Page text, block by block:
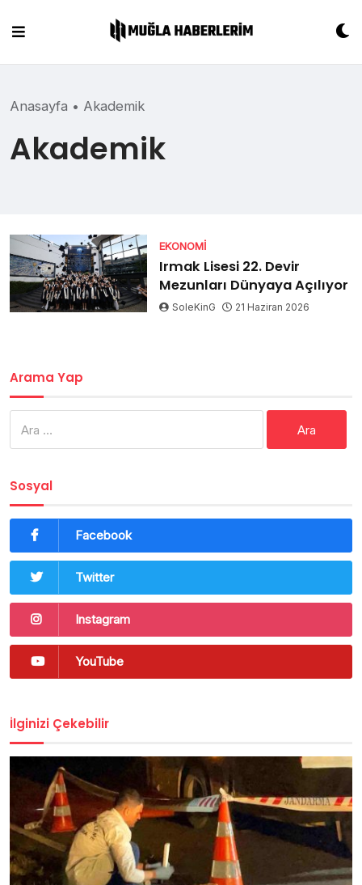
content
Anasayfa • Akademik
Akademik
EKONOMI
Irmak Lisesi 22. Devir
Mezunları Dünyaya Açılıyor
SoleKinG 21 Haziran 2026
Arama Yap
Sosyal
Facebook
Twitter
Instagram
YouTube
İlginizi Çekebilir